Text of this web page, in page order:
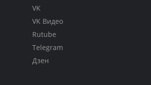
VK
VK Видео
Rutube
Telegram
Дзен